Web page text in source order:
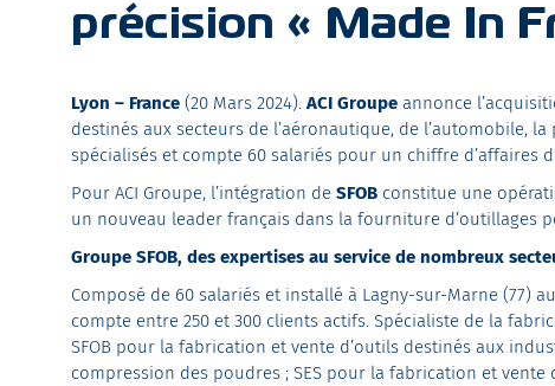
précision « Made In
Lyon – France (20 Mars 2024). ACI Groupe annonce
destinés aux secteurs de l’aéronautique, de l’automobile,
spécialisés et compte 60 salariés pour un chiffre d’affaires
Pour ACI Groupe, l’intégration de SFOB constitue une
un nouveau leader français dans la fourniture d’outillages
Groupe SFOB, des expertises au service de nombreux
Composé de 60 salariés et installé à Lagny-sur-Marne (77)
compte entre 250 et 300 clients actifs. Spécialiste de la
SFOB pour la fabrication et vente d’outils destinés aux
compression des poudres ; SES pour la fabrication et